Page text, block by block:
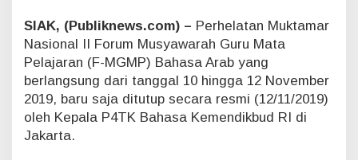
r
a
i
G
a
SIAK, (Publiknews.com) – Perhelatan Muktamar
Nasional II Forum Musyawarah Guru Mata
Pelajaran (F-MGMP) Bahasa Arab yang
berlangsung dari tanggal 10 hingga 12 November
2019, baru saja ditutup secara resmi (12/11/2019)
oleh Kepala P4TK Bahasa Kemendikbud RI di
Jakarta.